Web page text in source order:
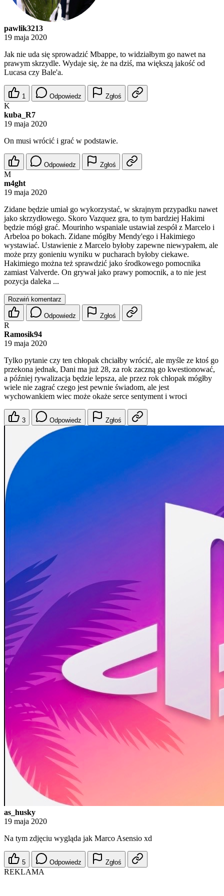
pawlik3213
19 maja 2020
Jak nie uda się sprowadzić Mbappe, to widziałbym go nawet na
prawym skrzydle. Wydaje się, że na dziś, ma większą jakość od
Lucasa czy Bale'a.
1 Odpowiedz Zgłoś
K
kuba_R7
19 maja 2020
On musi wrócić i grać w podstawie.
Odpowiedz Zgłoś
M
m4ght
19 maja 2020
Zidane będzie umiał go wykorzystać, w skrajnym przypadku nawet
jako skrzydłowego. Skoro Vazquez gra, to tym bardziej Hakimi
będzie mógł grać. Mourinho wspaniale ustawiał zespół z Marcelo i
Arbeloa po bokach. Zidane mógłby Mendy'ego i Hakimiego
wystawiać. Ustawienie z Marcelo byłoby zapewne niewypałem, ale
może przy gonieniu wyniku w pucharach byłoby ciekawe.
Hakimiego można też sprawdzić jako środkowego pomocnika
zamiast Valverde. On grywał jako prawy pomocnik, a to nie jest
pozycja daleka ...
Rozwiń komentarz
Odpowiedz Zgłoś
R
Ramosik94
19 maja 2020
Tylko pytanie czy ten chłopak chciałby wrócić, ale myśle ze ktoś go
przekona jednak, Dani ma już 28, za rok zaczną go kwestionować,
a później rywalizacja będzie lepsza, ale przez rok chłopak mógłby
wiele nie zagrać czego jest pewnie świadom, ale jest
wychowankiem wiec może okaże serce sentyment i wroci
3 Odpowiedz Zgłoś
as_husky
19 maja 2020
Na tym zdjęciu wygląda jak Marco Asensio xd
5 Odpowiedz Zgłoś
REKLAMA